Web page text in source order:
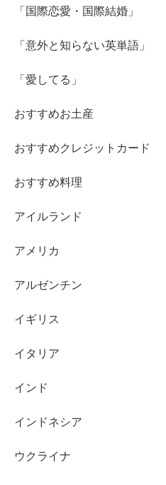
「国際恋愛・国際結婚」
「意外と知らない英単語」
「愛してる」
おすすめお土産
おすすめクレジットカード
おすすめ料理
アイルランド
アメリカ
アルゼンチン
イギリス
イタリア
インド
インドネシア
ウクライナ